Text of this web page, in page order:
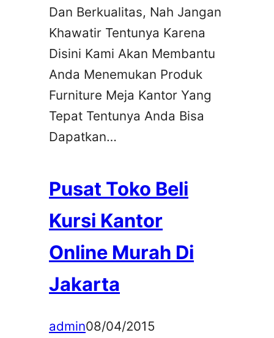
Dan Berkualitas, Nah Jangan
Khawatir Tentunya Karena
Disini Kami Akan Membantu
Anda Menemukan Produk
Furniture Meja Kantor Yang
Tepat Tentunya Anda Bisa
Dapatkan…
Pusat Toko Beli
Kursi Kantor
Online Murah Di
Jakarta
admin08/04/2015